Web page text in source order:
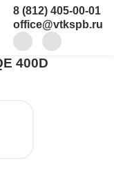
8 (812) 405-00-01
office@vtkspb.ru
400D